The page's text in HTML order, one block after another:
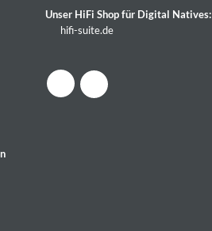
Unser HiFi Shop für Digital Natives:
hifi-suite.de